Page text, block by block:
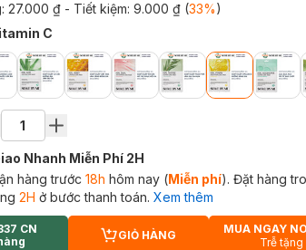
27.000 ₫ - Tiết kiệm: 9.000 ₫(33%)
C
Nhanh Miễn Phí 2H
hàng trước 18h hôm nay (Miễn phí). Đặt hàng
2H ở bước thanh toán. Xem thêm
CN
CART PLUS ICON
GIỎ HÀNG
MUA NGAY
Trễ tặng